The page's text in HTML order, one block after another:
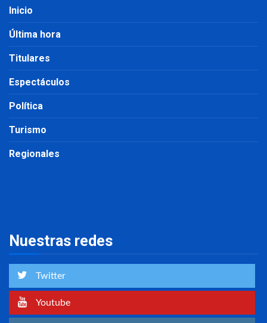
Inicio
Última hora
Titulares
Espectáculos
Política
Turismo
Regionales
Nuestras redes
Twitter
Youtube